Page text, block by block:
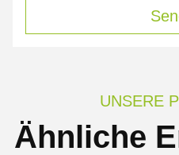
UNSERE
Ähnliche